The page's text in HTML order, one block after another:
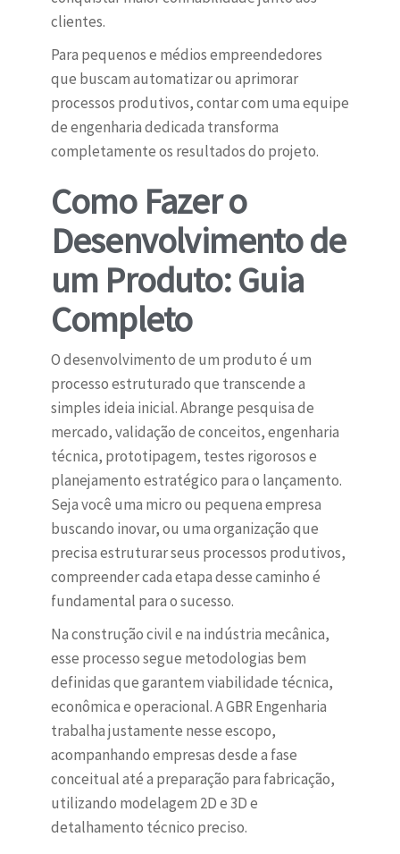
clientes.
Para pequenos e médios empreendedores
que buscam automatizar ou aprimorar
processos produtivos, contar com uma equipe
de engenharia dedicada transforma
completamente os resultados do projeto.
Como Fazer o
Desenvolvimento de
um Produto: Guia
Completo
O desenvolvimento de um produto é um
processo estruturado que transcende a
simples ideia inicial. Abrange pesquisa de
mercado, validação de conceitos, engenharia
técnica, prototipagem, testes rigorosos e
planejamento estratégico para o lançamento.
Seja você uma micro ou pequena empresa
buscando inovar, ou uma organização que
precisa estruturar seus processos produtivos,
compreender cada etapa desse caminho é
fundamental para o sucesso.
Na construção civil e na indústria mecânica,
esse processo segue metodologias bem
definidas que garantem viabilidade técnica,
econômica e operacional. A GBR Engenharia
trabalha justamente nesse escopo,
acompanhando empresas desde a fase
conceitual até a preparação para fabricação,
utilizando modelagem 2D e 3D e
detalhamento técnico preciso.